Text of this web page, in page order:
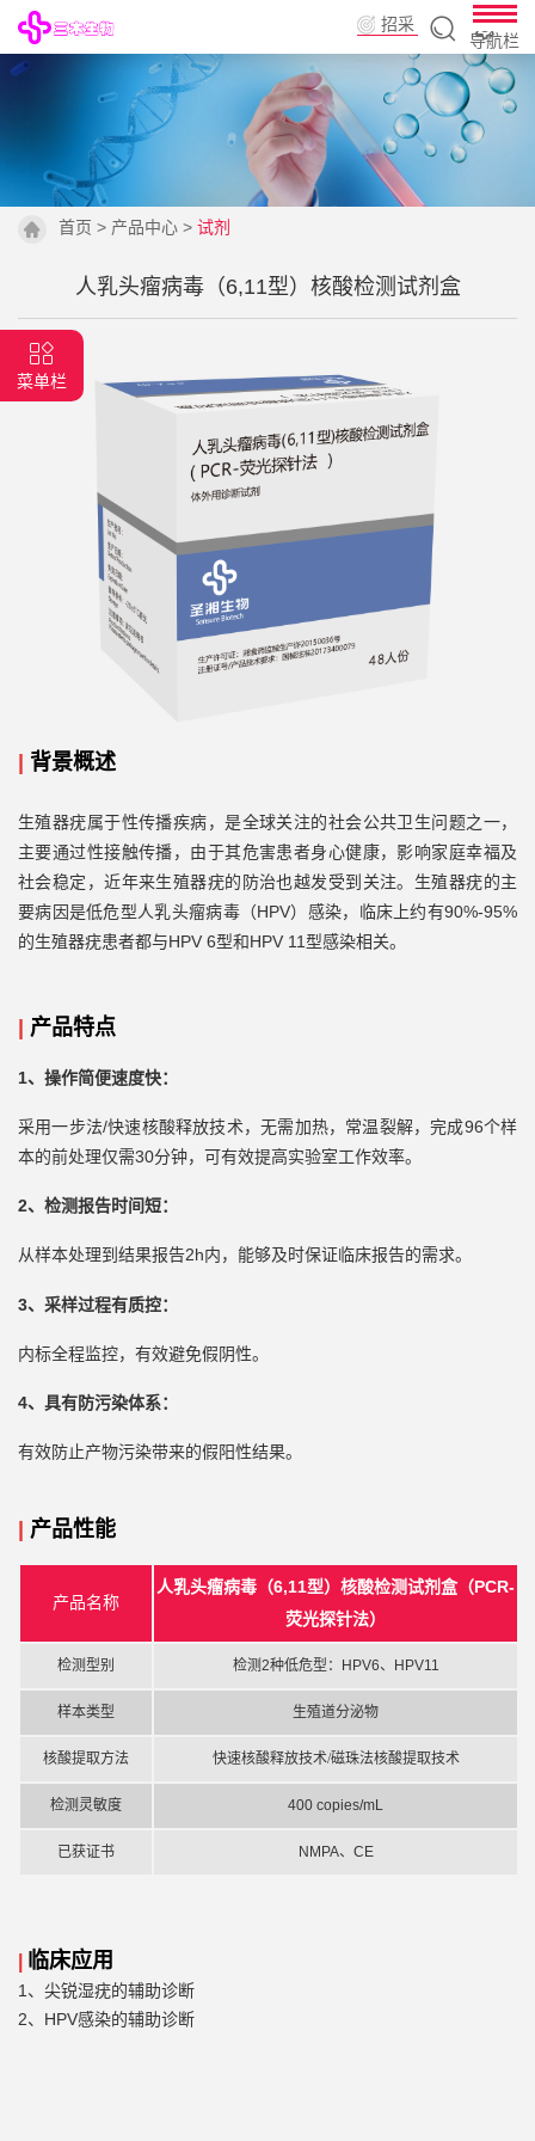
招采
导航栏
首页 > 产品中心 > 试剂
菜单栏
人乳头瘤病毒（6,11型）核酸检测试剂盒
背景概述
生殖器疣属于性传播疾病，是全球关注的社会公共卫生问题之一，
主要通过性接触传播，由于其危害患者身心健康，影响家庭幸福及
社会稳定，近年来生殖器疣的防治也越发受到关注。生殖器疣的主
要病因是低危型人乳头瘤病毒（HPV）感染，临床上约有90%-95%
的生殖器疣患者都与HPV 6型和HPV 11型感染相关。
产品特点
1、 操作简便速度快：
采用一步法/快速核酸释放技术，无需加热，常温裂解，完成96个样
本的前处理仅需30分钟，可有效提高实验室工作效率。
2、检测报告时间短：
从样本处理到结果报告2h内，能够及时保证临床报告的需求。
3、采样过程有质控：
内标全程监控，有效避免假阴性。
4、具有防污染体系：
有效防止产物污染带来的假阳性结果。
产品性能
产品名称
人乳头瘤病毒（6,11型）核酸检测试剂盒（PCR-
荧光探针法）
检测型别 检测2种低危型：HPV6、HPV11
样本类型 生殖道分泌物
核酸提取方法 快速核酸释放技术/磁珠法核酸提取技术
检测灵敏度 400 copies/mL
已获证书 NMPA、CE
临床应用
1、 尖锐湿疣的辅助诊断
2、 HPV感染的辅助诊断